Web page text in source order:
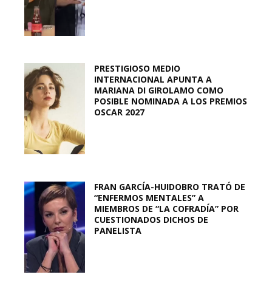
PRESTIGIOSO MEDIO
INTERNACIONAL APUNTA A
MARIANA DI GIROLAMO COMO
POSIBLE NOMINADA A LOS PREMIOS
OSCAR 2027
FRAN GARCÍA-HUIDOBRO TRATÓ DE
“ENFERMOS MENTALES” A
MIEMBROS DE “LA COFRADÍA” POR
CUESTIONADOS DICHOS DE
PANELISTA